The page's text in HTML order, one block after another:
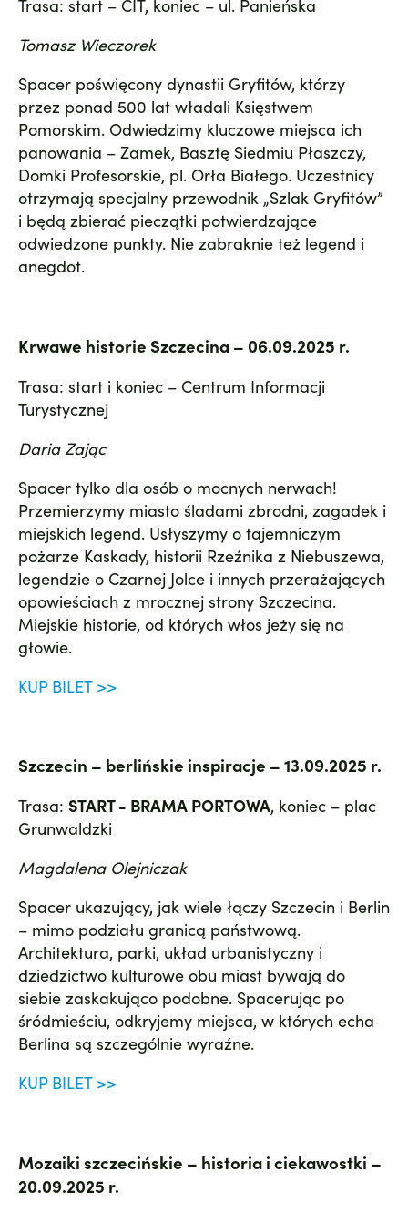
Trasa: start – CIT, koniec – ul. Panieńska
Tomasz Wieczorek
Spacer poświęcony dynastii Gryfitów, którzy
przez ponad 500 lat władali Księstwem
Pomorskim. Odwiedzimy kluczowe miejsca ich
panowania – Zamek, Basztę Siedmiu Płaszczy,
Domki Profesorskie, pl. Orła Białego. Uczestnicy
otrzymają specjalny przewodnik „Szlak Gryfitów”
i będą zbierać pieczątki potwierdzające
odwiedzone punkty. Nie zabraknie też legend i
anegdot.
Krwawe historie Szczecina – 06.09.2025 r.
Trasa: start i koniec – Centrum Informacji
Turystycznej
Daria Zając
Spacer tylko dla osób o mocnych nerwach!
Przemierzymy miasto śladami zbrodni, zagadek i
miejskich legend. Usłyszymy o tajemniczym
pożarze Kaskady, historii Rzeźnika z Niebuszewa,
legendzie o Czarnej Jolce i innych przerażających
opowieściach z mrocznej strony Szczecina.
Miejskie historie, od których włos jeży się na
głowie.
KUP BILET >>
Szczecin – berlińskie inspiracje – 13.09.2025 r.
Trasa: START - BRAMA PORTOWA, koniec – plac
Grunwaldzki
Magdalena Olejniczak
Spacer ukazujący, jak wiele łączy Szczecin i Berlin
– mimo podziału granicą państwową.
Architektura, parki, układ urbanistyczny i
dziedzictwo kulturowe obu miast bywają do
siebie zaskakująco podobne. Spacerując po
śródmieściu, odkryjemy miejsca, w których echa
Berlina są szczególnie wyraźne.
KUP BILET >>
Mozaiki szczecińskie – historia i ciekawostki –
20.09.2025 r.